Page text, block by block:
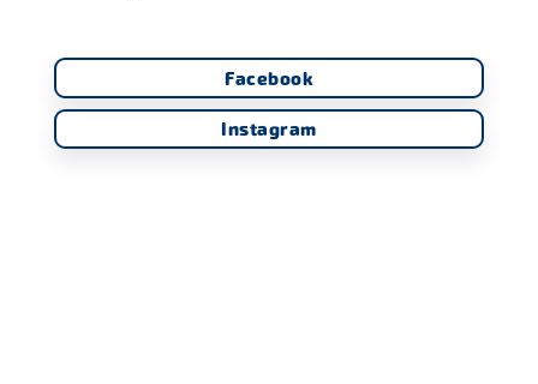
Facebook
Instagram